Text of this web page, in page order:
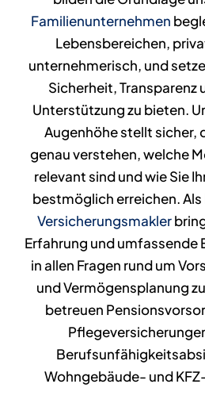
NEWS
KONTAKT
Familienunternehmen
Lebensbereichen,
unternehmerisch, und
Sicherheit,
Unterstützungzu bieten.
Augenhöhe stellt sicher,
genau verstehen, welche
relevant sind und wie Sie
bestmöglich erreichen.
Versicherungsmakler
Erfahrung und umfassende
in allen Fragen rund um
und Vermögensplanung
betreuen
Wohngebäude- und